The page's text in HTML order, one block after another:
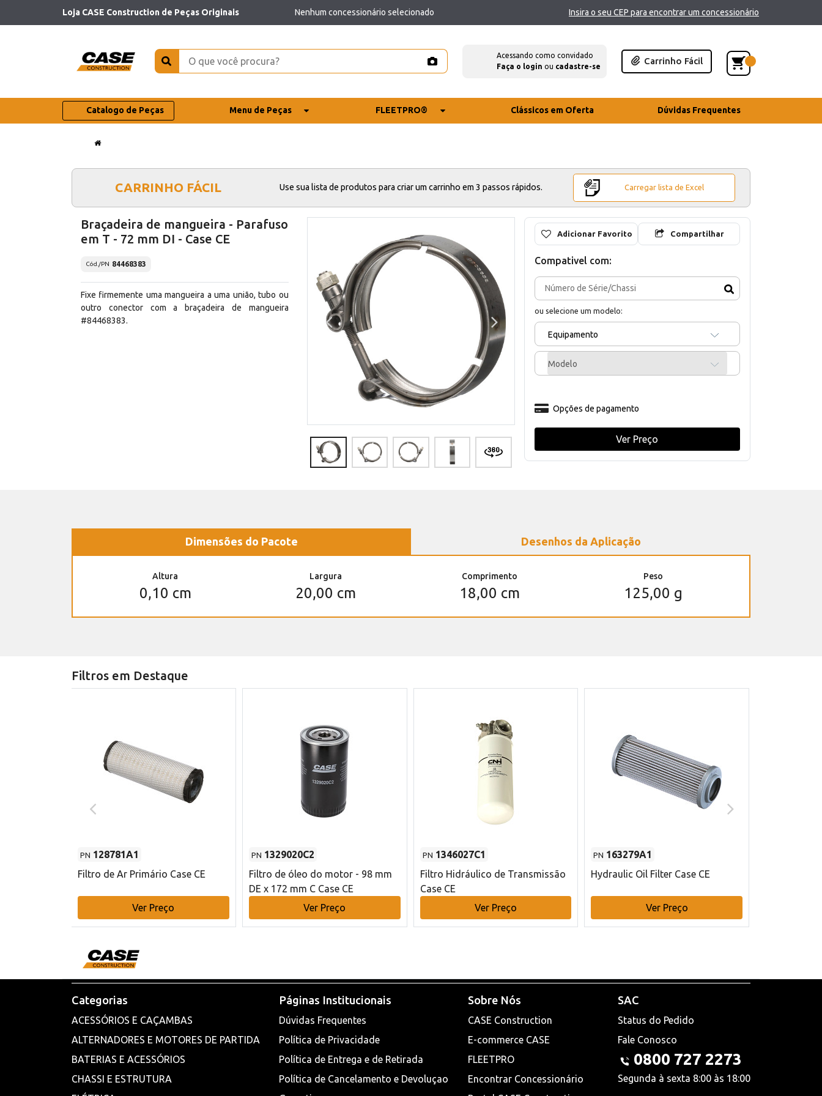
Loja CASE Construction de Peças Originais Nenhum concessionário selecionado Insira o seu CEP para encontrar um concessionário
Acessando como convidado
Faça o login ou cadastre-se
Carrinho Fácil
Catalogo de Peças Menu de Peças FLEETPRO® Clássicos em Oferta Dúvidas Frequentes
CARRINHO FÁCIL Use sua lista de produtos para criar um carrinho em 3 passos rápidos. Carregar lista de Excel
Braçadeira de mangueira - Parafuso
em T - 72 mm DI - Case CE
Cód./PN 84468383
Fixe firmemente uma mangueira a uma união, tubo ou
outro conector com a braçadeira de mangueira
#84468383.
Adicionar Favorito Compartilhar
Compativel com:
ou selecione um modelo:
Equipamento
Modelo
Opções de pagamento
Ver Preço
Dimensões do Pacote Desenhos da Aplicação
Altura
0,10 cm
Largura
20,00 cm
Comprimento
18,00 cm
Peso
125,00 g
Filtros em Destaque
PN 128781A1
Filtro de Ar Primário Case CE
Ver Preço
PN 1329020C2
Filtro de óleo do motor - 98 mm
DE x 172 mm C Case CE
Ver Preço
PN 1346027C1
Filtro Hidráulico de Transmissão
Case CE
Ver Preço
PN 163279A1
Hydraulic Oil Filter Case CE
Ver Preço
Categorias
ACESSÓRIOS E CAÇAMBAS
ALTERNADORES E MOTORES DE PARTIDA
BATERIAS E ACESSÓRIOS
CHASSI E ESTRUTURA
Páginas Institucionais
Dúvidas Frequentes
Política de Privacidade
Política de Entrega e de Retirada
Política de Cancelamento e Devoluçao
Sobre Nós
CASE Construction
E-commerce CASE
FLEETPRO
Encontrar Concessionário
SAC
Status do Pedido
Fale Conosco
0800 727 2273
Segunda à sexta 8:00 às 18:00